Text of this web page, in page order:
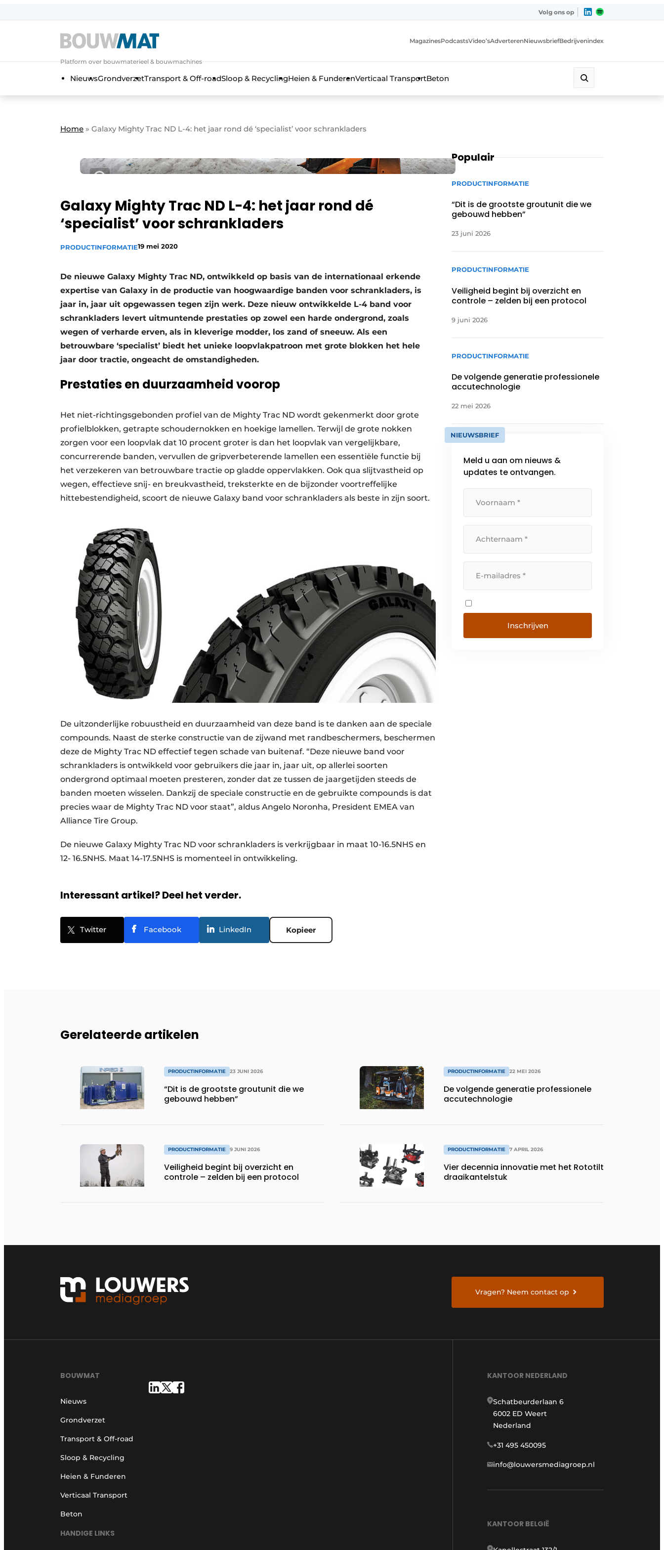
Algemene voorwaarden
BedrijvenAanmeldenAanmelden FR
Bedankt voor de aanmelding
Bedankt voor de aanmelding FR
Bedrijven
Bouwmat | Platform over bouwmaterieel & bouwmachines
Direct contact
Meest gelezen
Podcasts
Privacy / Cookie statement
Vacatures
Volg ons op
Platform over bouwmaterieel & bouwmachines
MagazinesPodcastsVideo’sAdverterenNieuwsbriefBedrijvenindex
NieuwsGrondverzetTransport & Off-roadSloop & RecyclingHeien & FunderenVerticaal TransportBeton
Home » Galaxy Mighty Trac ND L-4: het jaar rond dé ‘specialist’ voor schrankladers
Galaxy Mighty Trac ND L-4: het jaar rond dé
‘specialist’ voor schrankladers
PRODUCTINFORMATIE19 mei 2020
De nieuwe Galaxy Mighty Trac ND, ontwikkeld op basis van de internationaal erkende
expertise van Galaxy in de productie van hoogwaardige banden voor schrankladers, is
jaar in, jaar uit opgewassen tegen zijn werk. Deze nieuw ontwikkelde L-4 band voor
schrankladers levert uitmuntende prestaties op zowel een harde ondergrond, zoals
wegen of verharde erven, als in kleverige modder, los zand of sneeuw. Als een
betrouwbare ‘specialist’ biedt het unieke loopvlakpatroon met grote blokken het hele
jaar door tractie, ongeacht de omstandigheden.
Prestaties en duurzaamheid voorop
Het niet-richtingsgebonden profiel van de Mighty Trac ND wordt gekenmerkt door grote
profielblokken, getrapte schoudernokken en hoekige lamellen. Terwijl de grote nokken
zorgen voor een loopvlak dat 10 procent groter is dan het loopvlak van vergelijkbare,
concurrerende banden, vervullen de gripverbeterende lamellen een essentiële functie bij
het verzekeren van betrouwbare tractie op gladde oppervlakken. Ook qua slijtvastheid op
wegen, effectieve snij- en breukvastheid, treksterkte en de bijzonder voortreffelijke
hittebestendigheid, scoort de nieuwe Galaxy band voor schrankladers als beste in zijn soort.
De uitzonderlijke robuustheid en duurzaamheid van deze band is te danken aan de speciale
compounds. Naast de sterke constructie van de zijwand met randbeschermers, beschermen
deze de Mighty Trac ND effectief tegen schade van buitenaf. “Deze nieuwe band voor
schrankladers is ontwikkeld voor gebruikers die jaar in, jaar uit, op allerlei soorten
ondergrond optimaal moeten presteren, zonder dat ze tussen de jaargetijden steeds de
banden moeten wisselen. Dankzij de speciale constructie en de gebruikte compounds is dat
precies waar de Mighty Trac ND voor staat”, aldus Angelo Noronha, President EMEA van
Alliance Tire Group.
De nieuwe Galaxy Mighty Trac ND voor schrankladers is verkrijgbaar in maat 10-16.5NHS en
12- 16.5NHS. Maat 14-17.5NHS is momenteel in ontwikkeling.
Interessant artikel? Deel het verder.
Twitter Facebook LinkedIn Kopieer
Populair
PRODUCTINFORMATIE
“Dit is de grootste groutunit die we
gebouwd hebben”
23 juni 2026
PRODUCTINFORMATIE
Veiligheid begint bij overzicht en
controle – zelden bij een protocol
9 juni 2026
PRODUCTINFORMATIE
De volgende generatie professionele
accutechnologie
22 mei 2026
NIEUWSBRIEF
Meld u aan om nieuws &
updates te ontvangen.
Gerelateerde artikelen
PRODUCTINFORMATIE 23 JUNI 2026
“Dit is de grootste groutunit die we
gebouwd hebben”
PRODUCTINFORMATIE 9 JUNI 2026
Veiligheid begint bij overzicht en
controle – zelden bij een protocol
PRODUCTINFORMATIE 22 MEI 2026
De volgende generatie professionele
accutechnologie
PRODUCTINFORMATIE 7 APRIL 2026
Vier decennia innovatie met het Rototilt
draaikantelstuk
Vragen? Neem contact op
BOUWMAT
Nieuws
Grondverzet
Transport & Off-road
Sloop & Recycling
Heien & Funderen
Verticaal Transport
Beton
HANDIGE LINKS
KANTOOR NEDERLAND
Schatbeurderlaan 6
6002 ED Weert
Nederland
+31 495 450095
info@louwersmediagroep.nl
KANTOOR BELGIË